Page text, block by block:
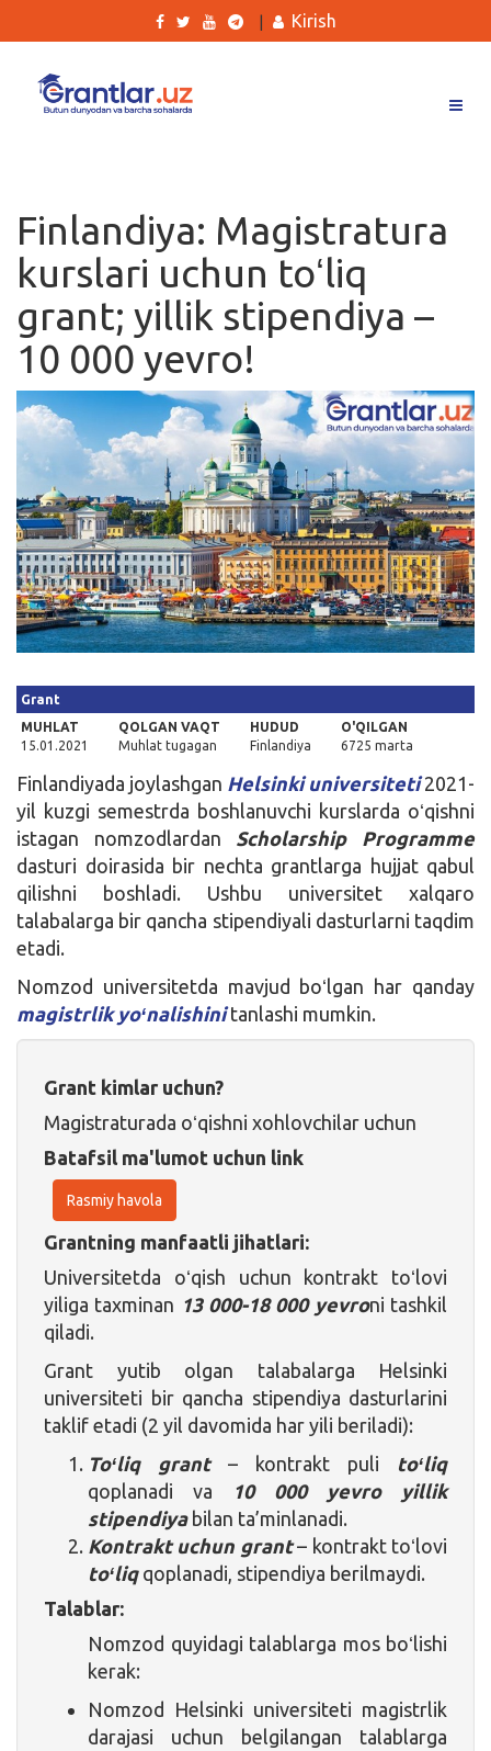
Ishlar
Kurslar
Blog
Yana
Qidirish
Kirish
Kirish
Finlandiya: Magistratura
kurslari uchun toʻliq
grant; yillik stipendiya –
10 000 yevro!
Grant
MUHLAT
15.01.2021
QOLGAN VAQT
Muhlat tugagan
HUDUD
Finlandiya
O'QILGAN
6725 marta
Finlandiyada joylashgan Helsinki universiteti2021-
yil kuzgi semestrda boshlanuvchi kurslarda oʻqishni
istagan nomzodlardan Scholarship Programme
dasturi doirasida bir nechta grantlarga hujjat qabul
qilishni boshladi. Ushbu universitet xalqaro
talabalarga bir qancha stipendiyali dasturlarni taqdim
etadi.
Nomzod universitetda mavjud boʻlgan har qanday
magistrlik yoʻnalishini tanlashi mumkin.
Grant kimlar uchun?
Magistraturada oʻqishni xohlovchilar uchun
Batafsil ma'lumot uchun link
Rasmiy havola
Grantning manfaatli jihatlari:
Universitetda oʻqish uchun kontrakt toʻlovi
yiliga taxminan 13 000-18 000 yevroni tashkil
qiladi.
Grant yutib olgan talabalarga Helsinki
universiteti bir qancha stipendiya dasturlarini
taklif etadi (2 yil davomida har yili beriladi):
Toʻliq grant– kontrakt puli toʻliq
qoplanadi va
10 000 yevro yillik
stipendiyabilan ta’minlanadi.
Kontrakt uchun grant– kontrakt toʻlovi
toʻliqqoplanadi, stipendiya berilmaydi.
Talablar:
Nomzod quyidagi talablarga mos boʻlishi
kerak:
Nomzod Helsinki universiteti magistrlik
darajasi uchun belgilangan talablarga